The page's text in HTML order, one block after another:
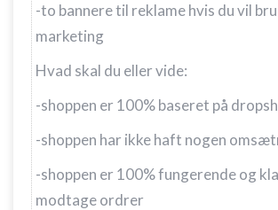
-to bannere til reklame hvis du vil
marketing
Hvad skal du eller vide:
-shoppen er 100% baseret på
-shoppen har ikke haft nogen
-shoppen er 100% fungerende og
modtage ordrer